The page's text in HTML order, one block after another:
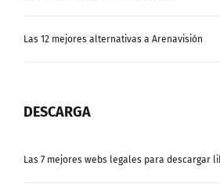
Las 12 mejores alternativas a Arenavisión
DESCARGA
Las 7 mejores webs legales para descargar